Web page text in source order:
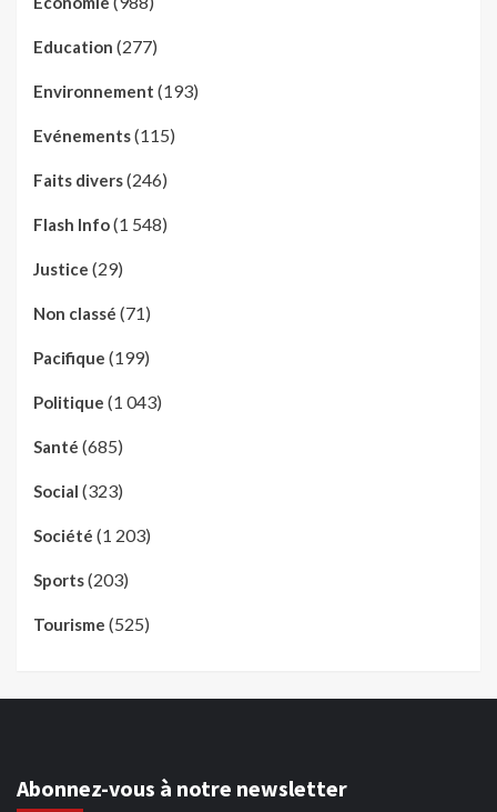
Education (277)
Environnement (193)
Evénements(115)
Faits divers(246)
Flash Info(1 548)
Justice (29)
Non classé (71)
Pacifique (199)
Politique (1 043)
Santé (685)
Social (323)
Société (1 203)
Sports(203)
Tourisme (525)
Abonnez-vous à notre newsletter